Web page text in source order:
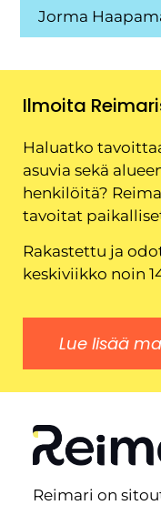
Jorma
Ilmoita
Haluatko
asuvia sekä
henkilöitä?
tavoitat
Rakastettu ja
keskiviikko noin
Lue lisää
Reimari on